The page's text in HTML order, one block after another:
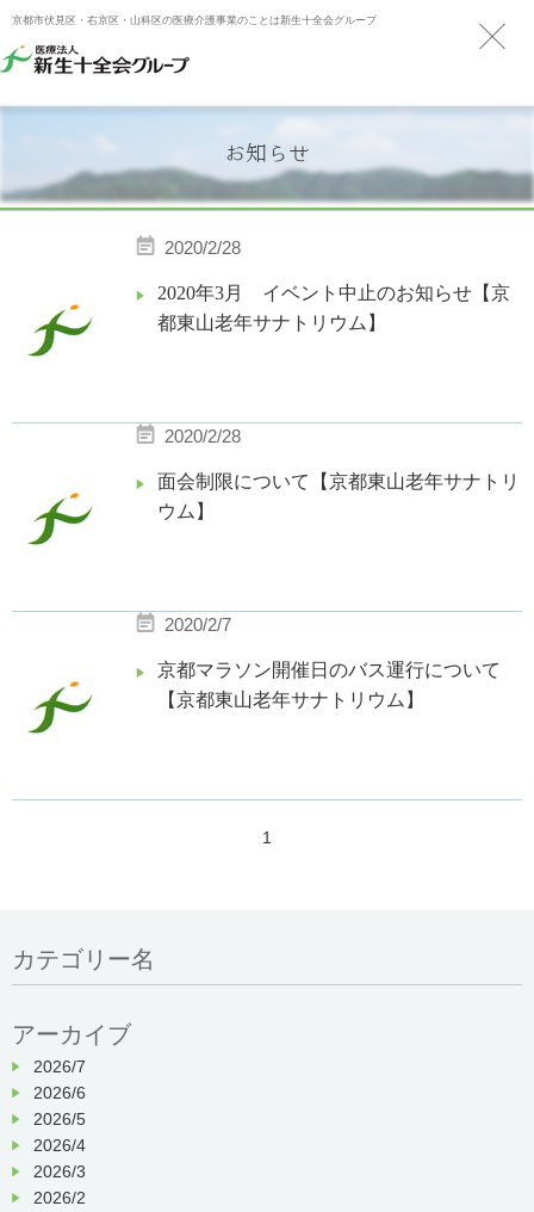
京都市伏見区・右京区・山科区の医療介護事業のことは新生十全会グループ
お知らせ
2020/2/28
2020年3月 イベント中止のお知らせ【京
都東山老年サナトリウム】
2020/2/28
面会制限について【京都東山老年サナトリ
ウム】
2020/2/7
京都マラソン開催日のバス運行について
【京都東山老年サナトリウム】
1
カテゴリー名
アーカイブ
2026/7
2026/6
2026/5
2026/4
2026/3
2026/2